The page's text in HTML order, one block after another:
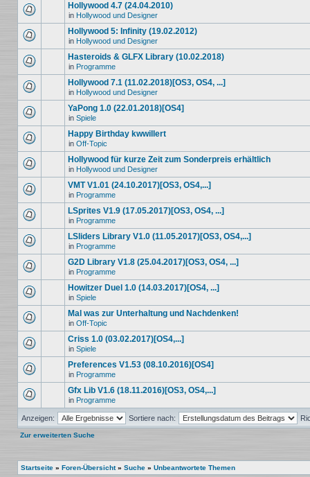
Hollywood 4.7 (24.04.2010)
in Hollywood und Designer
Hollywood 5: Infinity (19.02.2012)
in Hollywood und Designer
Hasteroids & GLFX Library (10.02.2018)
in Programme
Hollywood 7.1 (11.02.2018)[OS3, OS4, ...]
in Hollywood und Designer
YaPong 1.0 (22.01.2018)[OS4]
in Spiele
Happy Birthday kwwillert
in Off-Topic
Hollywood für kurze Zeit zum Sonderpreis erhältlich
in Hollywood und Designer
VMT V1.01 (24.10.2017)[OS3, OS4,...]
in Programme
LSprites V1.9 (17.05.2017)[OS3, OS4, ...]
in Programme
LSliders Library V1.0 (11.05.2017)[OS3, OS4,...]
in Programme
G2D Library V1.8 (25.04.2017)[OS3, OS4, ...]
in Programme
Howitzer Duel 1.0 (14.03.2017)[OS4, ...]
in Spiele
Mal was zur Unterhaltung und Nachdenken!
in Off-Topic
Criss 1.0 (03.02.2017)[OS4,...]
in Spiele
Preferences V1.53 (08.10.2016)[OS4]
in Programme
Gfx Lib V1.6 (18.11.2016)[OS3, OS4,...]
in Programme
Anzeigen: Sortiere nach:
Zur erweiterten Suche
Startseite » Foren-Übersicht» Suche » Unbeantwortete Themen